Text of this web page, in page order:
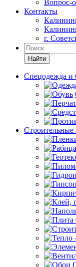
Вопрос-
Контакты
г.
Найти
Спецодежда
Строительные